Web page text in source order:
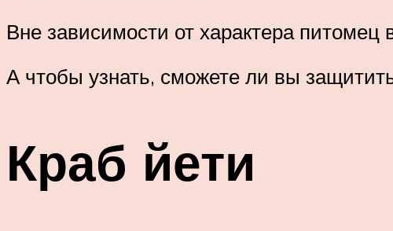
Вне зависимости от характера
А чтобы узнать, сможете ли вы
Краб йети